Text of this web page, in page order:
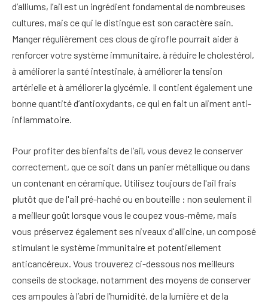
d’alliums, l’ail est un ingrédient fondamental de nombreuses
cultures, mais ce qui le distingue est son caractère sain.
Manger régulièrement ces clous de girofle pourrait aider à
renforcer votre système immunitaire, à réduire le cholestérol,
à améliorer la santé intestinale, à améliorer la tension
artérielle et à améliorer la glycémie. Il contient également une
bonne quantité d’antioxydants, ce qui en fait un aliment anti-
inflammatoire.
Pour profiter des bienfaits de l’ail, vous devez le conserver
correctement, que ce soit dans un panier métallique ou dans
un contenant en céramique. Utilisez toujours de l'ail frais
plutôt que de l'ail pré-haché ou en bouteille : non seulement il
a meilleur goût lorsque vous le coupez vous-même, mais
vous préservez également ses niveaux d'allicine, un composé
stimulant le système immunitaire et potentiellement
anticancéreux. Vous trouverez ci-dessous nos meilleurs
conseils de stockage, notamment des moyens de conserver
ces ampoules à l’abri de l’humidité, de la lumière et de la